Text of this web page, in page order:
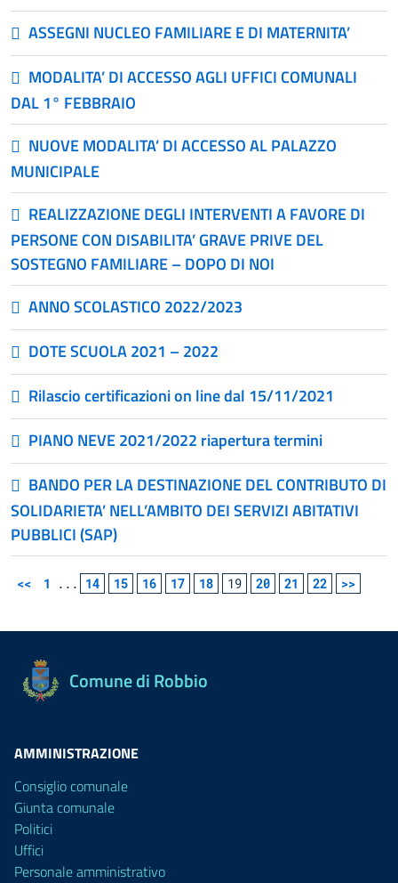
ASSEGNI NUCLEO FAMILIARE E DI MATERNITA’
MODALITA’ DI ACCESSO AGLI UFFICI COMUNALI
DAL 1° FEBBRAIO
NUOVE MODALITA’ DI ACCESSO AL PALAZZO
MUNICIPALE
REALIZZAZIONE DEGLI INTERVENTI A FAVORE DI
PERSONE CON DISABILITA’ GRAVE PRIVE DEL
SOSTEGNO FAMILIARE – DOPO DI NOI
ANNO SCOLASTICO 2022/2023
DOTE SCUOLA 2021 – 2022
Rilascio certificazioni on line dal 15/11/2021
PIANO NEVE 2021/2022 riapertura termini
BANDO PER LA DESTINAZIONE DEL CONTRIBUTO DI
SOLIDARIETA’ NELL’AMBITO DEI SERVIZI ABITATIVI
PUBBLICI (SAP)
<< 1 ... 14 15 16 17 18 19 20 21 22 >>
Comune di Robbio
AMMINISTRAZIONE
Consiglio comunale
Giunta comunale
Politici
Uffici
Personale amministrativo